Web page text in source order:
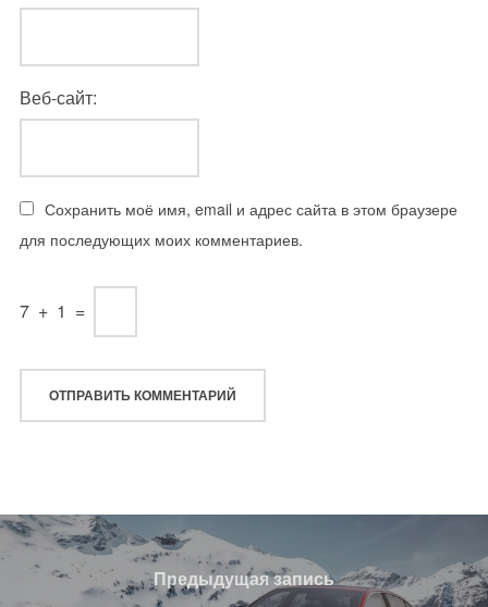
Веб-сайт:
Сохранить моё имя, email и адрес сайта в этом браузере
для последующих моих комментариев.
7 + 1 =
Навигация
по
Предыдущая
Предыдущая запись